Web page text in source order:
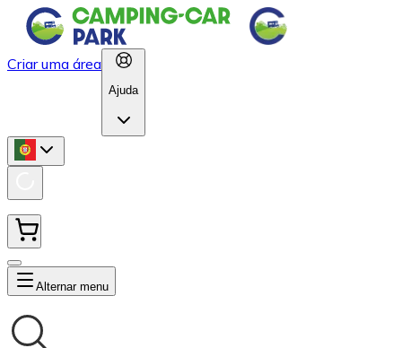
Criar uma área
Ajuda
Alternar menu